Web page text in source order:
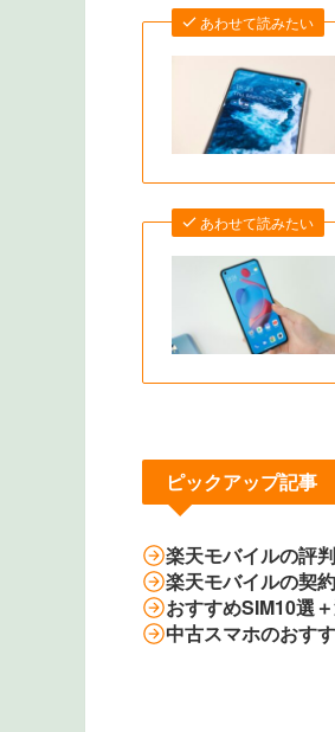
あわせて読みたい
あわせて読みたい
ピックアップ記事
楽天モバイルの評判
楽天モバイルの契
おすすめSIM10選
中古スマホのおす